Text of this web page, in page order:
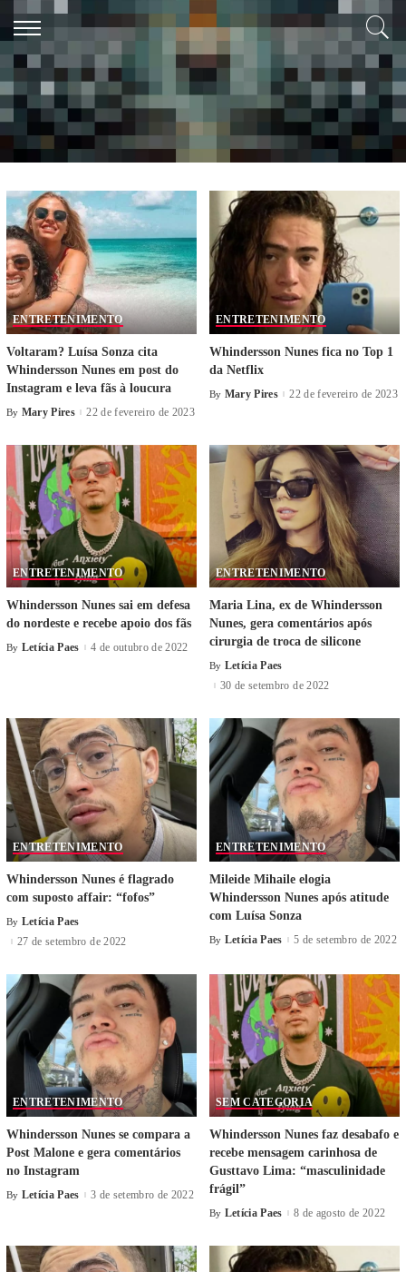
Search Results for:Whindersson Nunes
ENTRETENIMENTO
Voltaram? Luísa Sonza cita
Whindersson Nunes em post do
Instagram e leva fãs à loucura
By Mary Pires 22 de fevereiro de 2023
ENTRETENIMENTO
Whindersson Nunes fica no Top 1
da Netflix
By Mary Pires 22 de fevereiro de 2023
ENTRETENIMENTO
Whindersson Nunes sai em defesa
do nordeste e recebe apoio dos fãs
By Letícia Paes 4 de outubro de 2022
ENTRETENIMENTO
Maria Lina, ex de Whindersson
Nunes, gera comentários após
cirurgia de troca de silicone
By Letícia Paes
30 de setembro de 2022
ENTRETENIMENTO
Whindersson Nunes é flagrado
com suposto affair: “fofos”
By Letícia Paes
27 de setembro de 2022
ENTRETENIMENTO
Mileide Mihaile elogia
Whindersson Nunes após atitude
com Luísa Sonza
By Letícia Paes 5 de setembro de 2022
ENTRETENIMENTO
Whindersson Nunes se compara a
Post Malone e gera comentários
no Instagram
By Letícia Paes 3 de setembro de 2022
SEM CATEGORIA
Whindersson Nunes faz desabafo e
recebe mensagem carinhosa de
Gusttavo Lima: “masculinidade
frágil”
By Letícia Paes 8 de agosto de 2022